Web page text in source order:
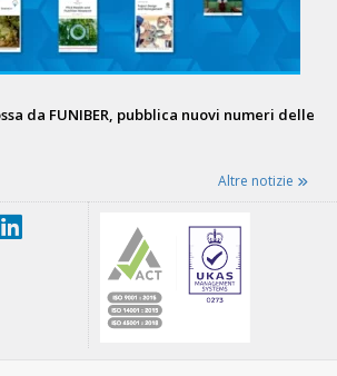
da FUNIBER, pubblica nuovi numeri delle
Altre notizie